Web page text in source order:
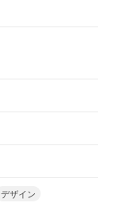
デザイン